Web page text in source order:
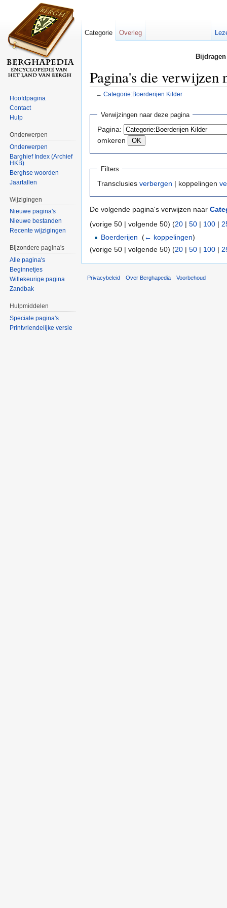
Pagina's die
← Categorie:Boerderijen Kilder
Verwijzingen naar deze pagina
Pagina:
omkeren
Filters
Transclusies verbergen | koppelingen
De volgende pagina's verwijzen naar
(vorige 50 | volgende 50) (20 | 50 | 100 |
Boerderijen ‎(← koppelingen)
(vorige 50 | volgende 50) (20 | 50 | 100 |
Categorie Overleg
Hoofdpagina
Contact
Hulp
Onderwerpen
Onderwerpen
Barghief Index (Archief
HKB)
Berghse woorden
Jaartallen
Wijzigingen
Nieuwe pagina's
Nieuwe bestanden
Recente wijzigingen
Bijzondere pagina's
Alle pagina's
Beginnetjes
Willekeurige pagina
Zandbak
Hulpmiddelen
Speciale pagina's
Printvriendelijke versie
Privacybeleid Over Berghapedia Voorbehoud